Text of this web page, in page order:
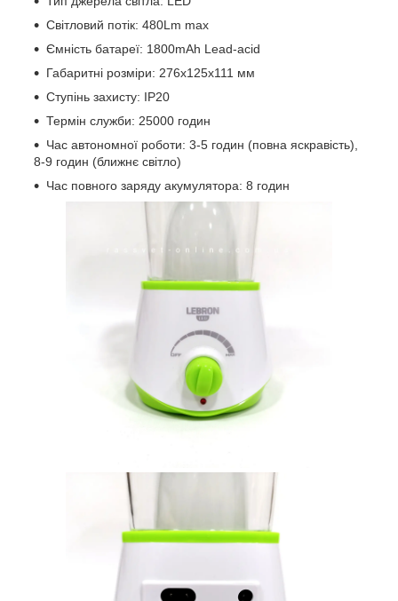
Світловий потік: 480Lm max
Ємність батареї: 1800mAh Lead-acid
Габаритні розміри: 276х125х111 мм
Ступінь захисту: IP20
Термін служби: 25000 годин
Час автономної роботи: 3-5 годин (повна яскравість),
8-9 годин (ближнє світло)
Час повного заряду акумулятора: 8 годин